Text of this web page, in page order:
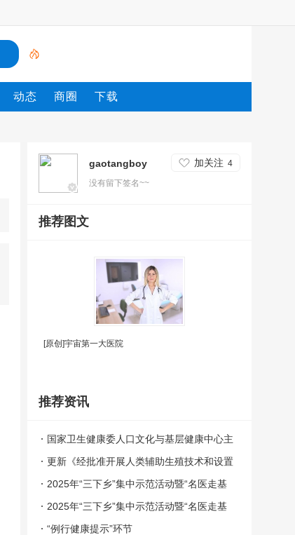
动态 商圈 下载
gaotangboy 加关注 4
没有留下签名~~
推荐图文
[原创]宇宙第一大医院
推荐资讯
国家卫生健康委人口文化与基层健康中心主
要职责
更新《经批准开展人类辅助生殖技术和设置
人类精子库的医疗机构名单》
2025年“三下乡”集中示范活动暨“名医走基
层——志愿服务行”在四川举行
2025年“三下乡”集中示范活动暨“名医走基
层——志愿服务行”在四川举行
“例行健康提示”环节